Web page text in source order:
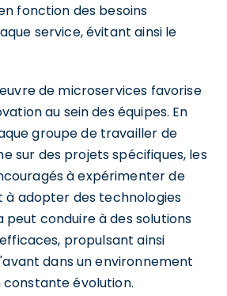
fonction des besoins
service, évitant ainsi le
de microservices favorise
au sein des équipes. En
groupe de travailler de
sur des projets spécifiques, les
à expérimenter de
à adopter des technologies
peut conduire à des solutions
propulsant ainsi
dans un environnement
évolution.